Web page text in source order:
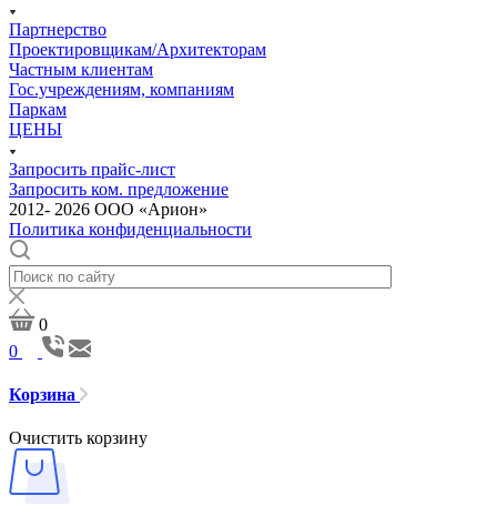
Партнерство
Проектировщикам/Архитекторам
Частным клиентам
Гос.учреждениям, компаниям
Паркам
ЦЕНЫ
Запросить прайс-лист
Запросить ком. предложение
2012- 2026 ООО «Арион»
Политика конфиденциальности
0
0
Корзина
Очистить корзину